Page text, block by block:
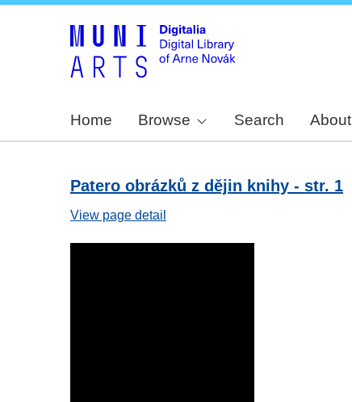
Home Browse Search About
Patero obrázků z dějin knihy - str. 1
View page detail